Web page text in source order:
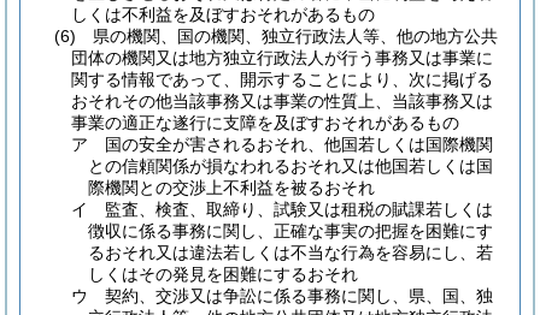
しくは不利益を及ぼすおそれがあるもの
(6)
県の機関、国の機関、独立行政法人等、他の地方公共
団体の機関又は地方独立行政法人が行う事務又は事業に
関する情報であって、開示することにより、次に掲げる
おそれその他当該事務又は事業の性質上、当該事務又は
事業の適正な遂行に支障を及ぼすおそれがあるもの
ア
国の安全が害されるおそれ、他国若しくは国際機関
との信頼関係が損なわれるおそれ又は他国若しくは国
際機関との交渉上不利益を被るおそれ
イ
監査、検査、取締り、試験又は租税の賦課若しくは
徴収に係る事務に関し、正確な事実の把握を困難にす
るおそれ又は違法若しくは不当な行為を容易にし、若
しくはその発見を困難にするおそれ
ウ
契約、交渉又は争訟に係る事務に関し、県、国、独